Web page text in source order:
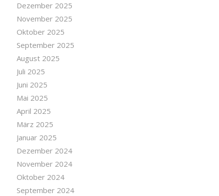
Dezember 2025
November 2025
Oktober 2025
September 2025
August 2025
Juli 2025
Juni 2025
Mai 2025
April 2025
März 2025
Januar 2025
Dezember 2024
November 2024
Oktober 2024
September 2024